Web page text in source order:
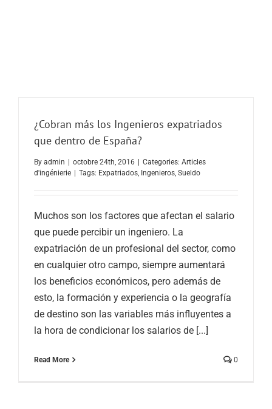
¿Cobran más los Ingenieros expatriados
que dentro de España?
By admin | octobre 24th, 2016 | Categories: Articles
d'ingénierie | Tags: Expatriados Ingenieros Sueldo
Muchos son los factores que afectan el salario
que puede percibir un ingeniero. La
expatriación de un profesional del sector, como
en cualquier otro campo, siempre aumentará
los beneficios económicos, pero además de
esto, la formación y experiencia o la geografía
de destino son las variables más influyentes a
la hora de condicionar los salarios de [...]
Read More 0